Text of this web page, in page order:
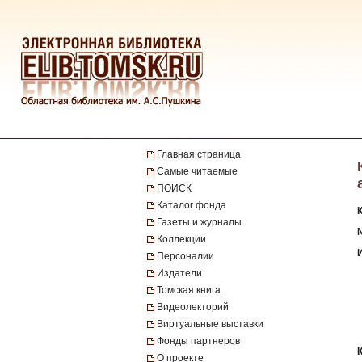
Главная страница
Самые читаемые
ПОИСК
Каталог фонда
Газеты и журналы
Коллекции
Персоналии
Издатели
Томская книга
Видеолекторий
Виртуальные выставки
Фонды партнеров
О проекте